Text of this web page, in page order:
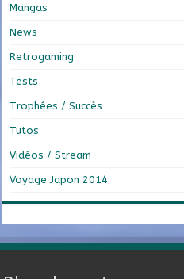
Mangas
News
Retrogaming
Tests
Trophées / Succès
Tutos
Vidéos / Stream
Voyage Japon 2014